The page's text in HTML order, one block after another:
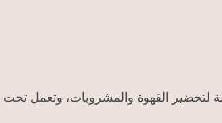
لتحضير القهوة والمشروبات، وتعمل